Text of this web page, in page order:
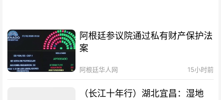
阿根廷参议院通过私有财产保护法
案
阿根廷华人网 15小时前
（长江十年行）湖北宜昌：湿地